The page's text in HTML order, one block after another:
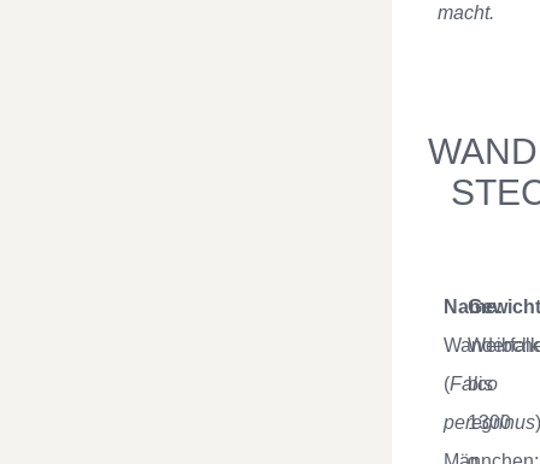
macht.
Name:
(Falco
peregrinus)
bis
1300